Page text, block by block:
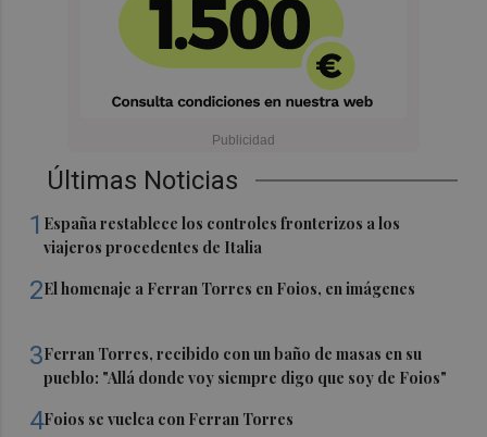
Últimas Noticias
1 España restablece los controles fronterizos a los
viajeros procedentes de Italia
2El homenaje a Ferran Torres en Foios, en imágenes
3Ferran Torres, recibido con un baño de masas en su
pueblo: "Allá donde voy siempre digo que soy de Foios"
4Foios se vuelca con Ferran Torres